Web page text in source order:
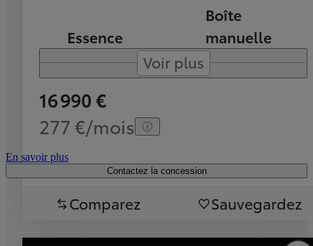
Essence
Boîte
manuelle
Voir plus
16 990 €
277 €/mois
En savoir plus
Contactez la concession
Comparez Sauvegardez